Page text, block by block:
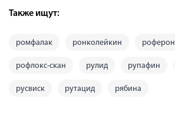
Также ищут:
ромфалак ронколейкин роферон
рофлокс-скан рулид рупафин
русвиск рутацид рябина